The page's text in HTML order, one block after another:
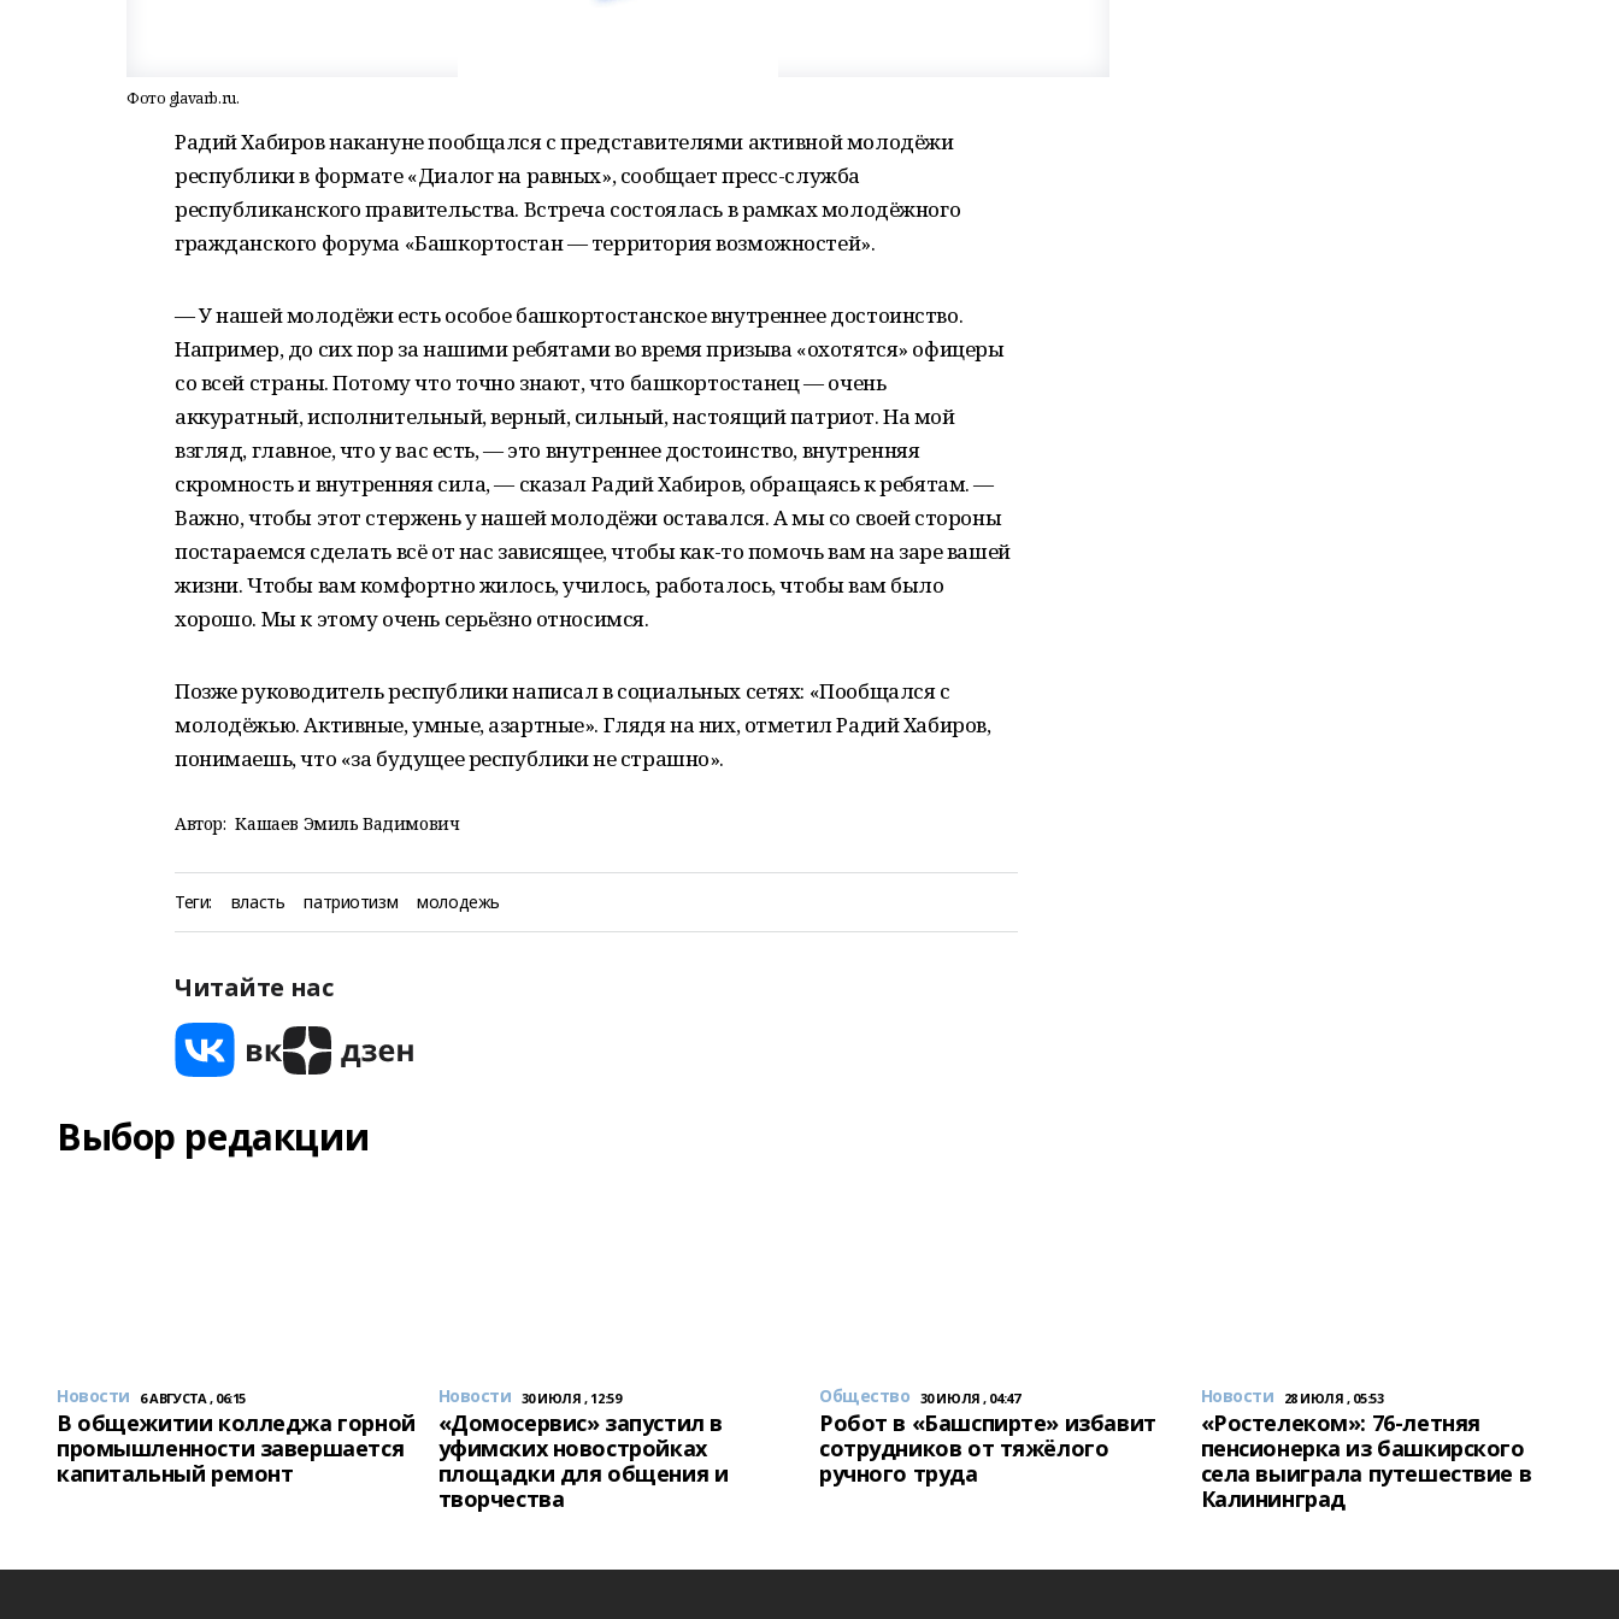
Фото glavarb.ru.
Радий Хабиров накануне пообщался с представителями активной молодёжи
республики в формате «Диалог на равных», сообщает пресс-служба
республиканского правительства. Встреча состоялась в рамках молодёжного
гражданского форума «Башкортостан — территория возможностей».
— У нашей молодёжи есть особое башкортостанское внутреннее достоинство.
Например, до сих пор за нашими ребятами во время призыва «охотятся» офицеры
со всей страны. Потому что точно знают, что башкортостанец — очень
аккуратный, исполнительный, верный, сильный, настоящий патриот. На мой
взгляд, главное, что у вас есть, — это внутреннее достоинство, внутренняя
скромность и внутренняя сила, — сказал Радий Хабиров, обращаясь к ребятам. —
Важно, чтобы этот стержень у нашей молодёжи оставался. А мы со своей стороны
постараемся сделать всё от нас зависящее, чтобы как-то помочь вам на заре вашей
жизни. Чтобы вам комфортно жилось, училось, работалось, чтобы вам было
хорошо. Мы к этому очень серьёзно относимся.
Позже руководитель республики написал в социальных сетях: «Пообщался с
молодёжью. Активные, умные, азартные». Глядя на них, отметил Радий Хабиров,
понимаешь, что «за будущее республики не страшно».
Автор: Кашаев Эмиль Вадимович
Теги: власть патриотизм молодежь
Читайте нас
Выбор редакции
Новости 6 АВГУСТА , 06:15
В общежитии колледжа горной
промышленности завершается
капитальный ремонт
Новости 30 ИЮЛЯ , 12:59
«Домосервис» запустил в
уфимских новостройках
площадки для общения и
творчества
Общество 30 ИЮЛЯ , 04:47
Робот в «Башспирте» избавит
сотрудников от тяжёлого
ручного труда
Новости 28 ИЮЛЯ , 05:53
«Ростелеком»: 76-летняя
пенсионерка из башкирского
села выиграла путешествие в
Калининград